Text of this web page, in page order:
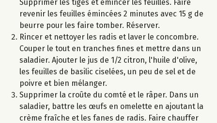
Supprimer les tiges et émincer les feuilles. Faire
revenir les feuilles émincées 2 minutes avec 15 g de
beurre pour les faire tomber. Réserver.
Rincer et nettoyer les radis et laver le concombre.
Couper le tout en tranches fines et mettre dans un
saladier. Ajouter le jus de 1/2 citron, l'huile d'olive,
les feuilles de basilic ciselées, un peu de sel et de
poivre et bien mélanger.
Supprimer la croûte du comté et le râper. Dans un
saladier, battre les œufs en omelette en ajoutant la
crème fraîche et les fanes de radis. Faire chauffer